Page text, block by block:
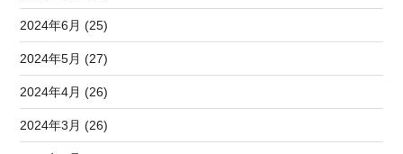
2024年6月 (25)
2024年5月 (27)
2024年4月 (26)
2024年3月 (26)